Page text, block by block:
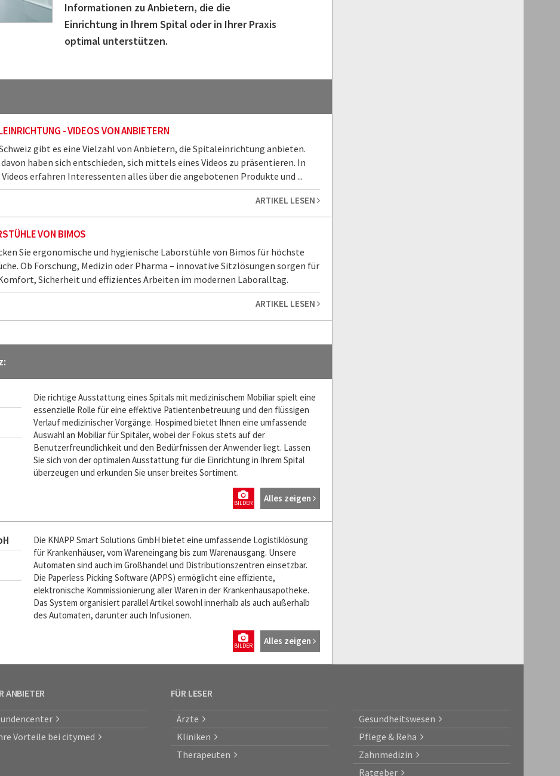
Informationen zu Anbietern, die die
Einrichtung in Ihrem Spital oder in Ihrer Praxis
optimal unterstützen.
- VIDEOS VON ANBIETERN
gibt es eine Vielzahl von Anbietern, die Spitaleinrichtung anbieten.
haben sich entschieden, sich mittels eines Videos zu präsentieren. In
Videos erfahren Interessenten alles über die angebotenen Produkte und ...
ARTIKEL LESEN
VON BIMOS
Sie ergonomische und hygienische Laborstühle von Bimos für höchste
Ob Forschung, Medizin oder Pharma – innovative Sitzlösungen sorgen für
Sicherheit und effizientes Arbeiten im modernen Laboralltag.
ARTIKEL LESEN
Die richtige Ausstattung eines Spitals mit medizinischem Mobiliar spielt eine
essenzielle Rolle für eine effektive Patientenbetreuung und den flüssigen
Verlauf medizinischer Vorgänge. Hospimed bietet Ihnen eine umfassende
Auswahl an Mobiliar für Spitäler, wobei der Fokus stets auf der
Benutzerfreundlichkeit und den Bedürfnissen der Anwender liegt. Lassen
Sie sich von der optimalen Ausstattung für die Einrichtung in Ihrem Spital
überzeugen und erkunden Sie unser breites Sortiment.
Alles zeigen
BILDER
Die KNAPP Smart Solutions GmbH bietet eine umfassende Logistiklösung
für Krankenhäuser, vom Wareneingang bis zum Warenausgang. Unsere
Automaten sind auch im Großhandel und Distributionszentren einsetzbar.
Die Paperless Picking Software (APPS) ermöglicht eine effiziente,
elektronische Kommissionierung aller Waren in der Krankenhausapotheke.
Das System organisiert parallel Artikel sowohl innerhalb als auch außerhalb
des Automaten, darunter auch Infusionen.
Alles zeigen
BILDER
ANBIETER
Vorteile bei citymed
FÜR LESER
Ärzte
Kliniken
Therapeuten
Gesundheitswesen
Pflege & Reha
Zahnmedizin
Ratgeber